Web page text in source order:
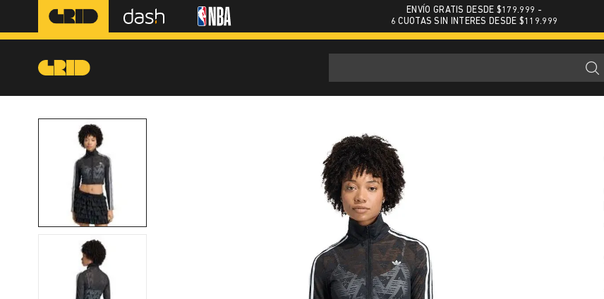
ENVÍO GRATIS DESDE $179.999 -
6 CUOTAS SIN INTERES DESDE $119.999